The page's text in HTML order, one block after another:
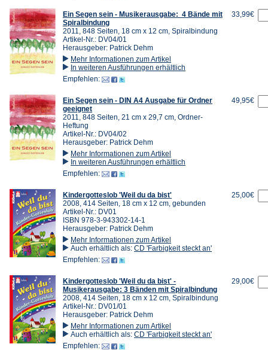
Ein Segen sein - Musikerausgabe: 4 Bände mit
Spiralbindung
2011, 848 Seiten, 18 cm x 12 cm, Spiralbindung
Artikel-Nr.: DV04/01
Herausgeber: Patrick Dehm
Mehr Informationen zum Artikel
In weiteren Ausführungen erhältlich
Empfehlen:
33,99€
Ein Segen sein - DIN A4 Ausgabe für Ordner
geeignet
2011, 848 Seiten, 21 cm x 29,7 cm, Ordner-
Heftung
Artikel-Nr.: DV04/02
Herausgeber: Patrick Dehm
Mehr Informationen zum Artikel
In weiteren Ausführungen erhältlich
Empfehlen:
49,95€
Kindergotteslob 'Weil du da bist'
2008, 414 Seiten, 18 cm x 12 cm, gebunden
Artikel-Nr.: DV01
ISBN 978-3-943302-14-1
Herausgeber: Patrick Dehm
Mehr Informationen zum Artikel
Auch erhältlich als: CD 'Farbigkeit steckt an'
Empfehlen:
25,00€
Kindergotteslob 'Weil du da bist' -
Musikerausgabe: 3 Bänden mit Spiralbindung
2008, 414 Seiten, 18 cm x 12 cm, Spiralbindung
Artikel-Nr.: DV01/01
Herausgeber: Patrick Dehm
Mehr Informationen zum Artikel
Auch erhältlich als: CD 'Farbigkeit steckt an'
Empfehlen:
29,00€